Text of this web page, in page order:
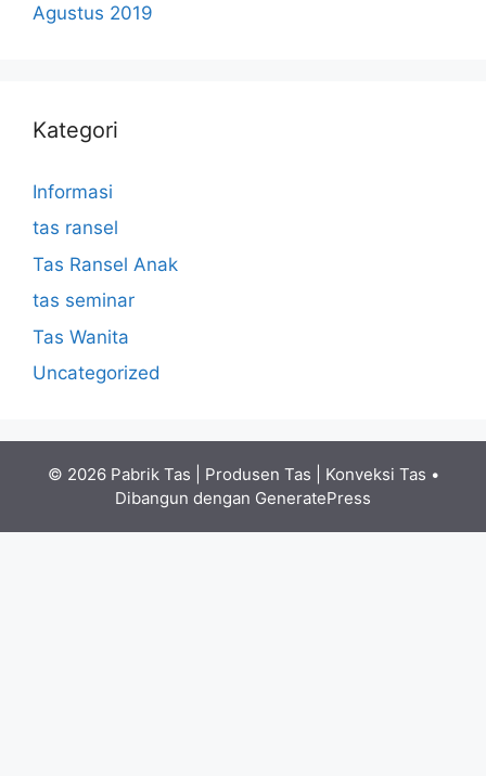
Agustus 2019
Kategori
Informasi
tas ransel
Tas Ransel Anak
tas seminar
Tas Wanita
Uncategorized
© 2026 Pabrik Tas | Produsen Tas | Konveksi Tas •
Dibangun dengan GeneratePress